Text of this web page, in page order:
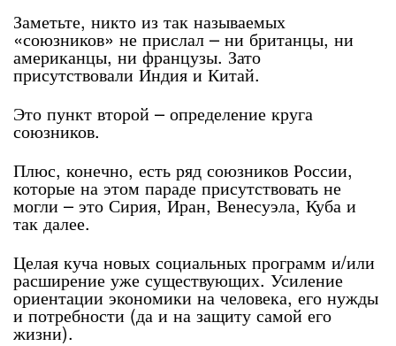
Заметьте, никто из так называемых
«союзников» не прислал – ни британцы, ни
американцы, ни французы. Зато
присутствовали Индия и Китай.
Это пункт второй – определение круга
союзников.
Плюс, конечно, есть ряд союзников России,
которые на этом параде присутствовать не
могли – это Сирия, Иран, Венесуэла, Куба и
так далее.
Целая куча новых социальных программ и/или
расширение уже существующих. Усиление
ориентации экономики на человека, его нужды
и потребности (да и на защиту самой его
жизни).